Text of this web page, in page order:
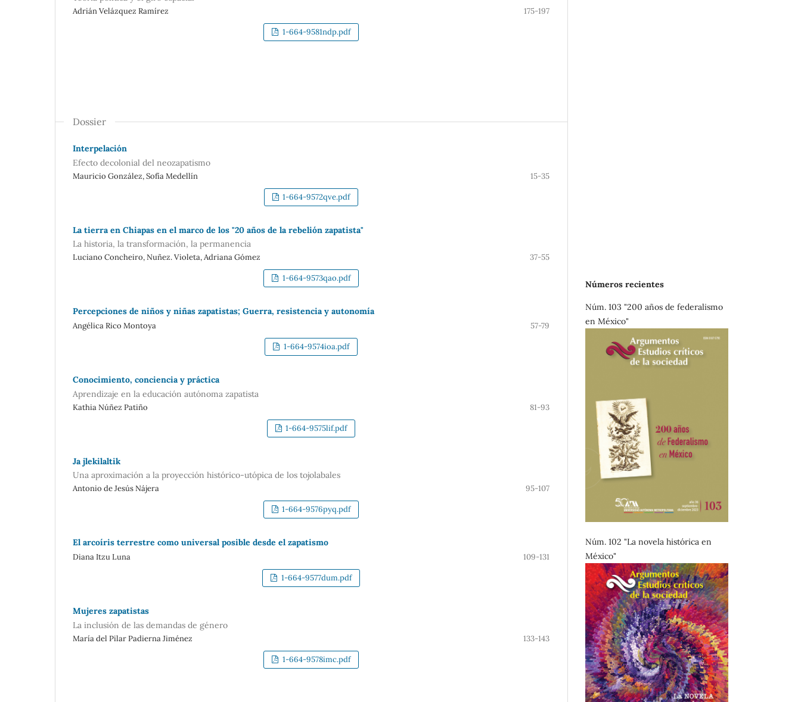
Adrián Velázquez Ramírez 175-197
1-664-9581ndp.pdf
Dossier
Interpelación
Efecto decolonial del neozapatismo
Mauricio González, Sofía Medellín 15-35
1-664-9572qve.pdf
La tierra en Chiapas en el marco de los "20 años de la rebelión zapatista"
La historia, la transformación, la permanencia
Luciano Concheiro, Nuñez. Violeta, Adriana Gómez 37-55
1-664-9573qao.pdf
Percepciones de niños y niñas zapatistas; Guerra, resistencia y autonomía
Angélica Rico Montoya 57-79
1-664-9574ioa.pdf
Conocimiento, conciencia y práctica
Aprendizaje en la educación autónoma zapatista
Kathia Núñez Patiño 81-93
1-664-9575lif.pdf
Ja jlekilaltik
Una aproximación a la proyección histórico-utópica de los tojolabales
Antonio de Jesús Nájera 95-107
1-664-9576pyq.pdf
El arcoíris terrestre como universal posible desde el zapatismo
Diana Itzu Luna 109-131
1-664-9577dum.pdf
Mujeres zapatistas
La inclusión de las demandas de género
María del Pilar Padierna Jiménez 133-143
1-664-9578imc.pdf
Números recientes
Núm. 103 "200 años de federalismo
en México"
Núm. 102 "La novela histórica en
México"